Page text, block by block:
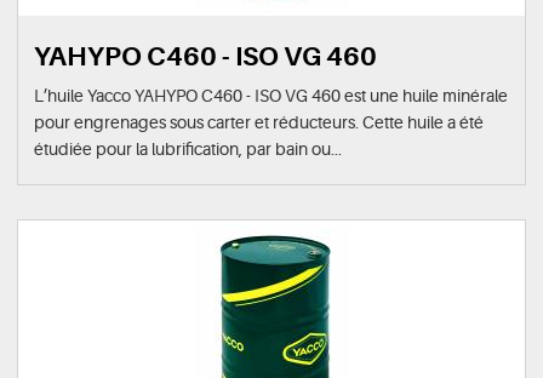
YAHYPO C460 - ISO VG 460
L’huile Yacco YAHYPO C460 - ISO VG 460 est une huile minérale
pour engrenages sous carter et réducteurs. Cette huile a été
étudiée pour la lubrification, par bain ou...